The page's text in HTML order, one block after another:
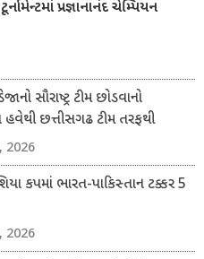
પ્રજ્ઞાનાનંદ ચેમ્પિયન
સૌરાષ્ટ્ર ટીમ છોડવાનો
હવેથી છત્તીસગઢ ટીમ તરફથી
2026
કપમાં ભારત-પાકિસ્તાન ટક્કર 5
2026